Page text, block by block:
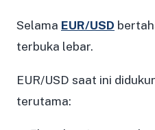
Selama EUR/USD
terbuka lebar.
EUR/USD saat ini
terutama: